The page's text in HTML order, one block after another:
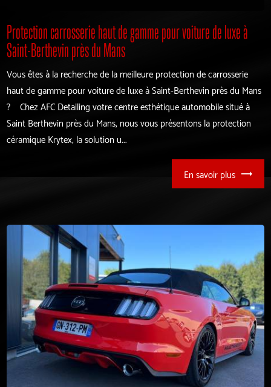
Protection carrosserie haut de gamme pour voiture de luxe à
Saint-Berthevin près du Mans
Vous êtes à la recherche de la meilleure protection de carrosserie
haut de gamme pour voiture de luxe à Saint-Berthevin près du Mans
? Chez AFC Detailing votre centre esthétique automobile situé à
Saint Berthevin près du Mans, nous vous présentons la protection
céramique Krytex, la solution u...
En savoir plus